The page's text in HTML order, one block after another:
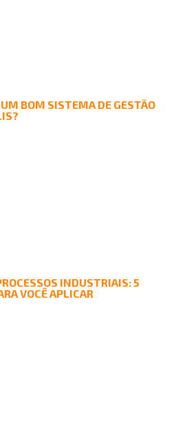
BOM SISTEMA DE GESTÃO
INDUSTRIAIS: 5
VOCÊ APLICAR